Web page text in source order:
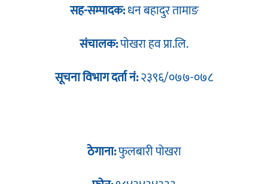
सह-सम्पादक:धन बहादुर तामाङ
संचालक:पोखरा हव प्रा.लि.
सूचना विभाग दर्ता नं:२३९६/०७७-०७८
ठेगाना:फुलबारी पोखरा